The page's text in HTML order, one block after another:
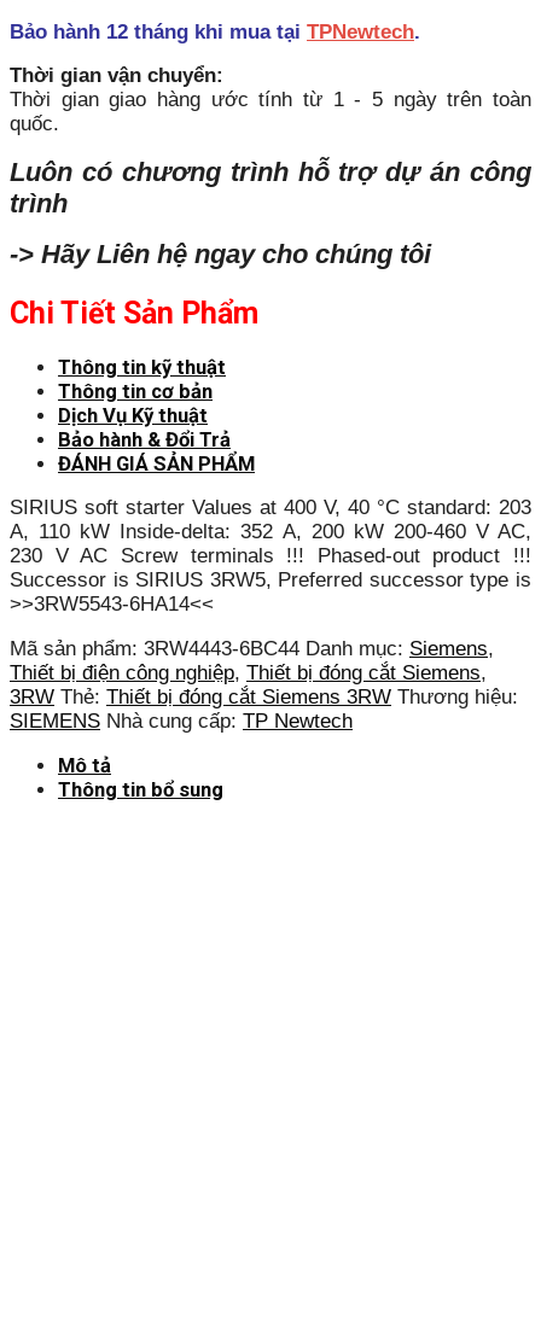
Bảo hành 12 tháng khi mua tại TPNewtech.
Thời gian vận chuyển:
Thời gian giao hàng ước tính từ 1 - 5 ngày trên toàn
quốc.
Luôn có chương trình hỗ trợ dự án công
trình
-> Hãy Liên hệ ngay cho chúng tôi
Chi Tiết Sản Phẩm
Thông tin kỹ thuật
Thông tin cơ bản
Dịch Vụ Kỹ thuật
Bảo hành & Đổi Trả
ĐÁNH GIÁ SẢN PHẨM
SIRIUS soft starter Values at 400 V, 40 °C standard: 203
A, 110 kW Inside-delta: 352 A, 200 kW 200-460 V AC,
230 V AC Screw terminals !!! Phased-out product !!!
Successor is SIRIUS 3RW5, Preferred successor type is
>>3RW5543-6HA14<<
Mã sản phẩm: 3RW4443-6BC44 Danh mục: Siemens,
Thiết bị điện công nghiệp, Thiết bị đóng cắt Siemens,
3RW Thẻ: Thiết bị đóng cắt Siemens 3RW Thương hiệu:
SIEMENS Nhà cung cấp: TP Newtech
Mô tả
Thông tin bổ sung